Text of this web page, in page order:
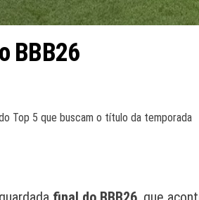
BBB26
Top 5 que buscam o título da temporada